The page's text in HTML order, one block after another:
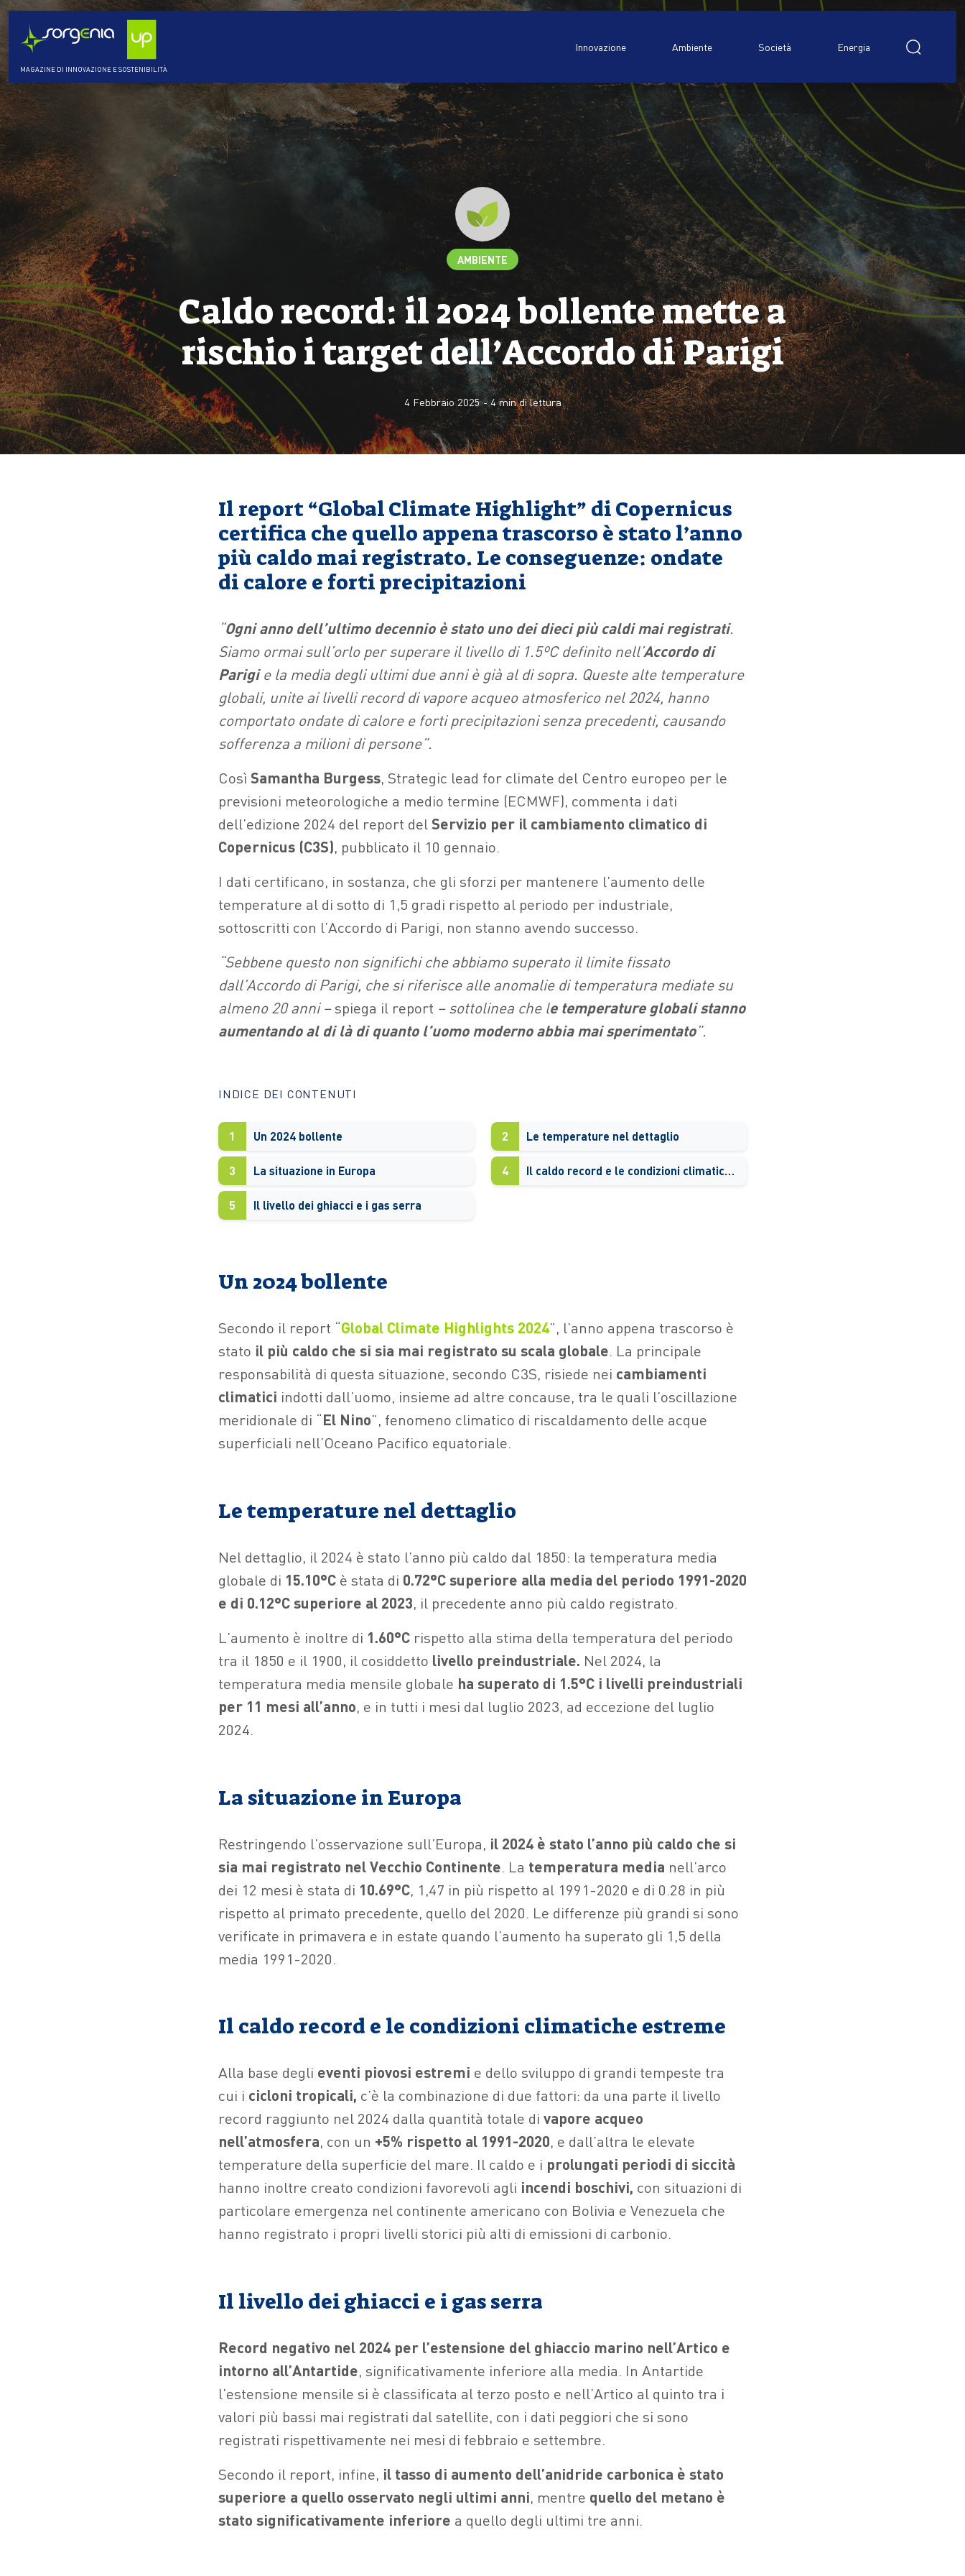
MAGAZINE DI INNOVAZIONE E SOSTENIBILITÀ
per:
Innovazione Ambiente Società Energia
AMBIENTE
Caldo record: il 2024 bollente mette a
rischio i target dell’Accordo di Parigi
4 Febbraio 2025-4min di lettura
Il report “Global Climate Highlight” di Copernicus
certifica che quello appena trascorso è stato l’anno
più caldo mai registrato. Le conseguenze: ondate
di calore e forti precipitazioni
“Ogni anno dell’ultimo decennio è stato uno dei dieci più caldi mai registrati.
Siamo ormai sull’orlo per superare il livello di 1.5ºC definito nell’Accordo di
Parigie la media degli ultimi due anni è già al di sopra. Queste alte temperature
globali, unite ai livelli record di vapore acqueo atmosferico nel 2024, hanno
comportato ondate di calore e forti precipitazioni senza precedenti, causando
sofferenza a milioni di persone”.
Così Samantha Burgess, Strategic lead for climate del Centro europeo per le
previsioni meteorologiche a medio termine (ECMWF), commenta i dati
dell’edizione 2024 del report del Servizio per il cambiamento climatico di
Copernicus (C3S), pubblicato il 10 gennaio.
I dati certificano, in sostanza, che gli sforzi per mantenere l’aumento delle
temperature al di sotto di 1,5 gradi rispetto al periodo per industriale,
sottoscritti con l’Accordo di Parigi, non stanno avendo successo.
“Sebbene questo non significhi che abbiamo superato il limite fissato
dall’Accordo di Parigi, che si riferisce alle anomalie di temperatura mediate su
almeno 20 anni –spiega il report – sottolinea che le temperature globali stanno
aumentando al di là di quanto l’uomo moderno abbia mai sperimentato”.
INDICE DEI CONTENUTI
1 Un 2024 bollente 2 Le temperature nel dettaglio
3 La situazione in Europa 4 Il caldo record e le condizioni climatiche estreme
5 Il livello dei ghiacci e i gas serra
Un 2024 bollente
Secondo il report “Global Climate Highlights 2024”, l’anno appena trascorso è
stato il più caldo che si sia mai registrato su scala globale. La principale
responsabilità di questa situazione, secondo C3S, risiede nei cambiamenti
climatici indotti dall’uomo, insieme ad altre concause, tra le quali l’oscillazione
meridionale di “El Nino”, fenomeno climatico di riscaldamento delle acque
superficiali nell’Oceano Pacifico equatoriale.
Le temperature nel dettaglio
Nel dettaglio, il 2024 è stato l’anno più caldo dal 1850: la temperatura media
globale di 15.10°C è stata di 0.72°Csuperiore alla media del periodo 1991-2020
e di 0.12°C superiore al 2023, il precedente anno più caldo registrato.
L’aumento è inoltre di 1.60°C rispetto alla stima della temperatura del periodo
tra il 1850 e il 1900, il cosiddetto livello preindustriale. Nel 2024, la
temperatura media mensile globale ha superato di 1.5°C i livelli preindustriali
per 11 mesi all’anno, e in tutti i mesi dal luglio 2023, ad eccezione del luglio
2024.
La situazione in Europa
Restringendo l’osservazione sull’Europa, il 2024 è stato l’anno più caldo che si
sia mai registrato nel Vecchio Continente. La temperatura media nell’arco
dei 12 mesi è stata di 10.69°C, 1,47 in più rispetto al 1991-2020 e di 0.28 in più
rispetto al primato precedente, quello del 2020. Le differenze più grandi si sono
verificate in primavera e in estate quando l’aumento ha superato gli 1,5 della
media 1991-2020.
Il caldo record e le condizioni climatiche estreme
Alla base degli eventi piovosi estremi e dello sviluppo di grandi tempeste tra
cui i cicloni tropicali, c’è la combinazione di due fattori: da una parte il livello
record raggiunto nel 2024 dalla quantità totale di vapore acqueo
nell’atmosfera, con un +5% rispetto al 1991-2020, e dall’altra le elevate
temperature della superficie del mare. Il caldo e i prolungati periodi di siccità
hanno inoltre creato condizioni favorevoli agli incendi boschivi, con situazioni di
particolare emergenza nel continente americano con Bolivia e Venezuela che
hanno registrato i propri livelli storici più alti di emissioni di carbonio.
Il livello dei ghiacci e i gas serra
Record negativo nel 2024 per l’estensione del ghiaccio marino nell’Artico e
intorno all’Antartide, significativamente inferiore alla media. In Antartide
l’estensione mensile si è classificata al terzo posto e nell’Artico al quinto tra i
valori più bassi mai registrati dal satellite, con i dati peggiori che si sono
registrati rispettivamente nei mesi di febbraio e settembre.
Secondo il report, infine, il tasso di aumento dell’anidride carbonica è stato
superiore a quello osservato negli ultimi anni, mentre quello del metano è
stato significativamente inferiore a quello degli ultimi tre anni.